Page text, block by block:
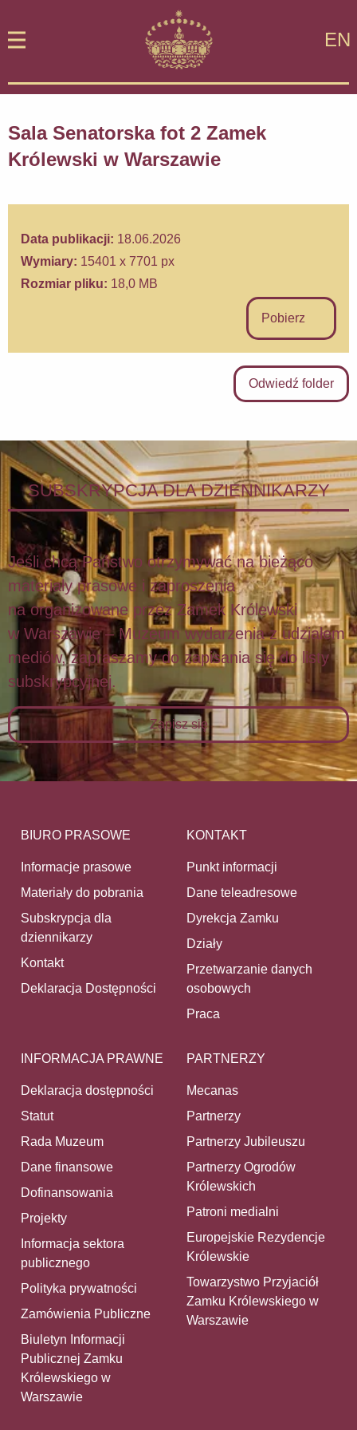
EN
Sala Senatorska fot 2 Zamek
Królewski w Warszawie
Data publikacji: 18.06.2026
Wymiary: 15401 x 7701 px
Rozmiar pliku: 18,0 MB
Pobierz
Odwiedź folder
SUBSKRYPCJA DLA DZIENNIKARZY
Jeśli chcą Państwo otrzymywać na bieżąco
materiały prasowe i zaproszenia
na organizowane przez Zamek Królewski
w Warszawie – Muzeum wydarzenia z udziałem
mediów, zapraszamy do zapisania się do listy
subskrypcyjnej.
Zapisz się
BIURO PRASOWE
Informacje prasowe
Materiały do pobrania
Subskrypcja dla
dziennikarzy
Kontakt
Deklaracja Dostępności
KONTAKT
Punkt informacji
Dane teleadresowe
Dyrekcja Zamku
Działy
Przetwarzanie danych
osobowych
Praca
INFORMACJA PRAWNE
Deklaracja dostępności
Statut
Rada Muzeum
Dane finansowe
Dofinansowania
Projekty
Informacja sektora
publicznego
Polityka prywatności
Zamówienia Publiczne
Biuletyn Informacji
Publicznej Zamku
Królewskiego w
Warszawie
PARTNERZY
Mecanas
Partnerzy
Partnerzy Jubileuszu
Partnerzy Ogrodów
Królewskich
Patroni medialni
Europejskie Rezydencje
Królewskie
Towarzystwo Przyjaciół
Zamku Królewskiego w
Warszawie